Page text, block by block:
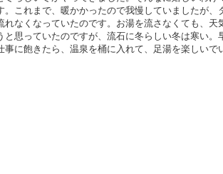
。これまで、暖かかったので我慢していましたが
れなくなっていたのです。お湯を流さなくても、
と思っていたのですが、流石に冬らしい冬は寒い
事に飽きたら、温泉を桶に入れて、足湯を楽しいで